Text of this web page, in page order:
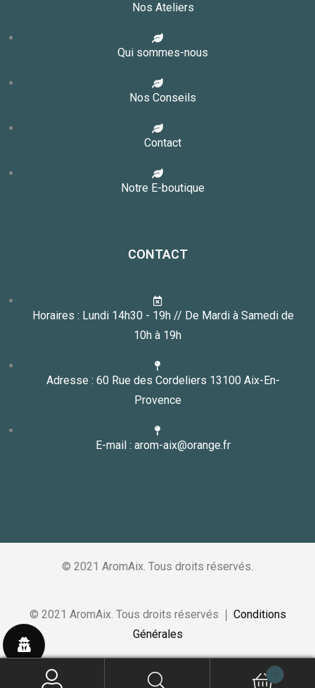
Nos Ateliers
Qui sommes-nous
Nos Conseils
Contact
Notre E-boutique
CONTACT
Horaires : Lundi 14h30 - 19h // De Mardi à Samedi de
10h à 19h
Adresse : 60 Rue des Cordeliers 13100 Aix-En-
Provence
E-mail : arom-aix@orange.fr
© 2021 AromAix. Tous droits réservés.
© 2021 AromAix. Tous droits réservés ❘ Conditions
Générales